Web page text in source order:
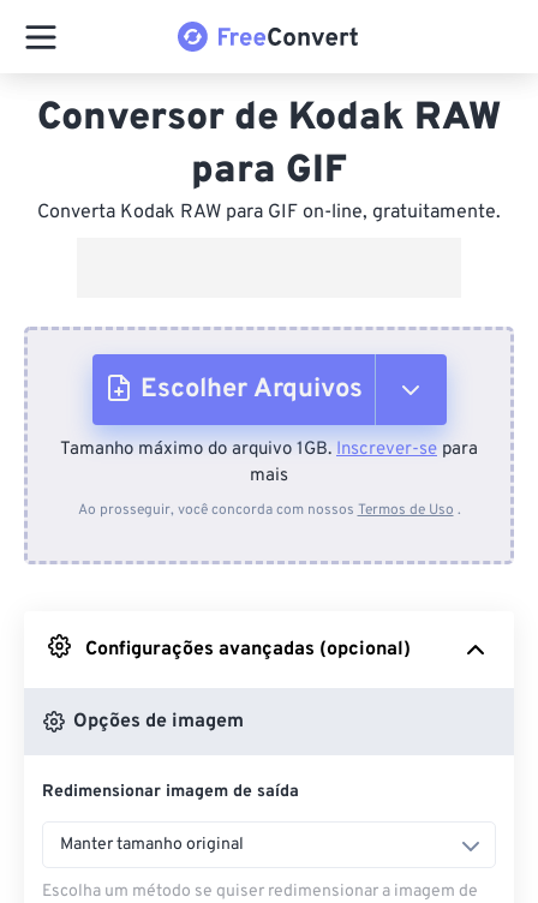
Conversor de Kodak RAW
para GIF
Converta Kodak RAW para GIF on-line, gratuitamente.
Escolher Arquivos
Do dispositivo
Do Google Drive
Do OneDrive
Da URL
Tamanho máximo do arquivo 1GB. Inscrever-se para
mais
Ao prosseguir, você concorda com nossos Termos de Uso .
Configurações avançadas (opcional)
Opções de imagem
Redimensionar imagem de saída
Manter tamanho original
Escolha um método se quiser redimensionar a imagem de